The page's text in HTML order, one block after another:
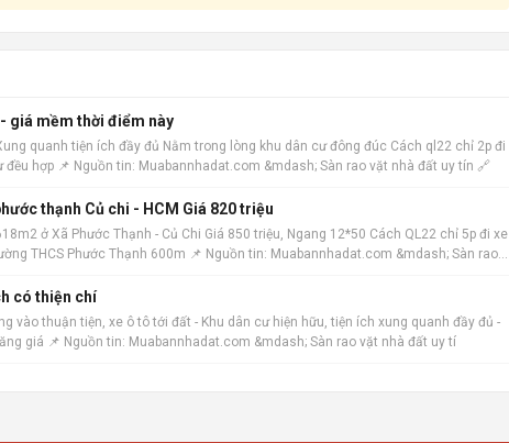
giá mềm thời điểm này
quanh tiện ích đầy đủ Nằm trong lòng khu dân cư đông đúc Cách ql22 chỉ 2p đi
hợp 📌 Nguồn tin: Muabannhadat.com &mdash; Sàn rao vặt nhà đất uy tín 🔗
thạnh Củ chi - HCM Giá 820 triệu
ở Xã Phước Thạnh - Củ Chi Giá 850 triệu, Ngang 12*50 Cách QL22 chỉ 5p đi xe
THCS Phước Thạnh 600m 📌 Nguồn tin: Muabannhadat.com &mdash; Sàn rao
có thiện chí
vào thuận tiện, xe ô tô tới đất - Khu dân cư hiện hữu, tiện ích xung quanh đầy đủ -
giá 📌 Nguồn tin: Muabannhadat.com &mdash; Sàn rao vặt nhà đất uy tí